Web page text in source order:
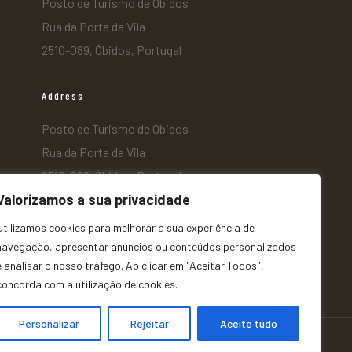
a sua privacidade
cookies para melhorar a sua experiência de
apresentar anúncios ou conteúdos personalizados
analisar o nosso tráfego. Ao clicar em "Aceitar Todos",
com a utilização de cookies.
Personalizar Rejeitar Aceite tudo
Rua da Porta da Vila
2510-089, Óbidos, Portugal
Address
Posto de Turismo de Óbidos
Rua da Porta da Vila
2510-089, Óbidos, Portugal